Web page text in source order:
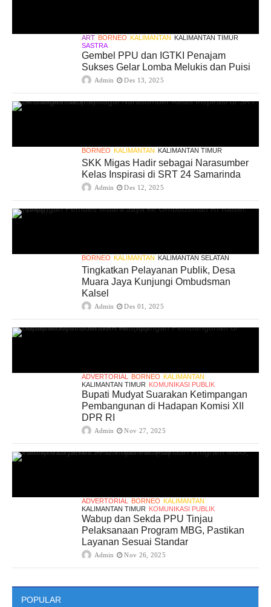
ART BORNEO KALIMANTAN KALIMANTAN TIMUR
SASTRA
Gembel PPU dan IGTKI Penajam
Sukses Gelar Lomba Melukis dan Puisi
Admin Des 13, 2025
BORNEO KALIMANTAN KALIMANTAN TIMUR
SKK Migas Hadir sebagai Narasumber
Kelas Inspirasi di SRT 24 Samarinda
Admin Des 12, 2025
BORNEO KALIMANTAN KALIMANTAN SELATAN
Tingkatkan Pelayanan Publik, Desa
Muara Jaya Kunjungi Ombudsman
Kalsel
Admin Des 01, 2025
ADVERTORIAL BORNEO KALIMANTAN
KALIMANTAN TIMUR KOMUNIKASI PUBLIK
Bupati Mudyat Suarakan Ketimpangan
Pembangunan di Hadapan Komisi XII
DPR RI
Admin Nov 27, 2025
ADVERTORIAL BORNEO KALIMANTAN
KALIMANTAN TIMUR KOMUNIKASI PUBLIK
Wabup dan Sekda PPU Tinjau
Pelaksanaan Program MBG, Pastikan
Layanan Sesuai Standar
Admin Nov 26, 2025
POPULAR